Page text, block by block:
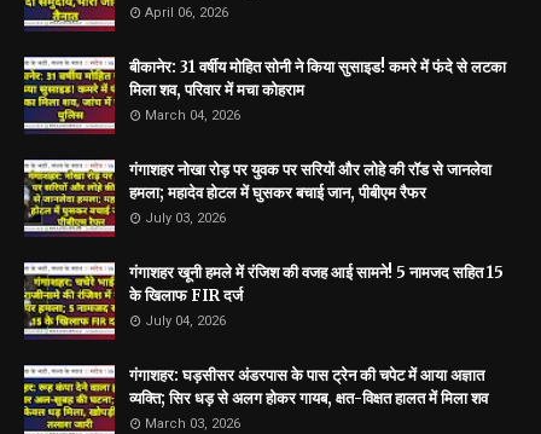
April 06, 2026
बीकानेर: 31 वर्षीय मोहित सोनी ने किया सुसाइड! कमरे में फंदे से लटका
मिला शव, परिवार में मचा कोहराम
March 04, 2026
गंगाशहर नोखा रोड़ पर युवक पर सरियों और लोहे की रॉड से जानलेवा
हमला; महादेव होटल में घुसकर बचाई जान, पीबीएम रैफर
July 03, 2026
गंगाशहर खूनी हमले में रंजिश की वजह आई सामने! 5 नामजद सहित 15
के खिलाफ FIR दर्ज
July 04, 2026
गंगाशहर: घड़सीसर अंडरपास के पास ट्रेन की चपेट में आया अज्ञात
व्यक्ति; सिर धड़ से अलग होकर गायब, क्षत-विक्षत हालत में मिला शव
March 03, 2026